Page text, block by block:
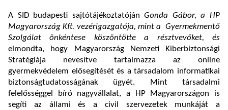
A SID budapesti sajtótájékoztatójánGonda Gábor, a HP
Magyarország Kft. vezérigazgatója, mint a Gyermekmentő
Szolgálat önkéntese köszöntötte a résztvevőket, és
elmondta, hogy Magyarország Nemzeti Kiberbiztonsági
Stratégiája nevesítve tartalmazza az online
gyermekvédelem elősegítését és a társadalom informatikai
biztonságtudatosságának ügyét. Mint társadalmi
felelősséggel bíró nagyvállalat, a HP Magyarországon is
segíti az állami és a civil szervezetek munkáját a